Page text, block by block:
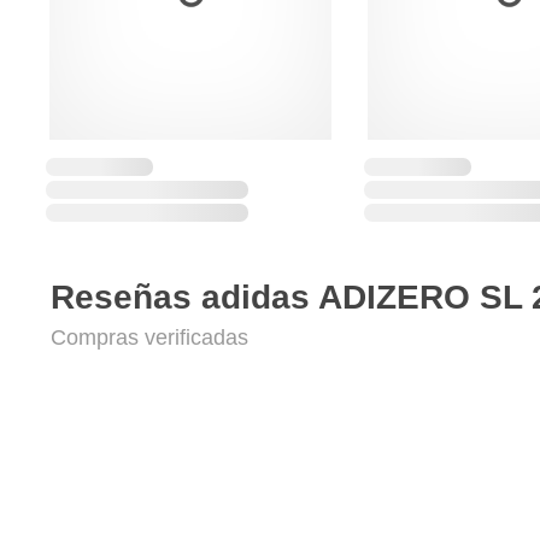
Reseñas adidas ADIZERO SL
Compras verificadas